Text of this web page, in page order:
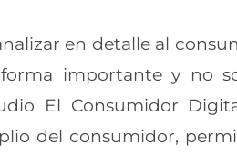
en detalle al
importante y no
El Consumidor
del consumidor,